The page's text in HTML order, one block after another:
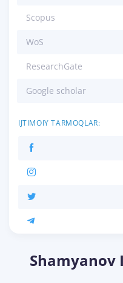
Scopus
WoS
ResearchGate
Google scholar
IJTIMOIY TARMOQLAR:
Shamyanov